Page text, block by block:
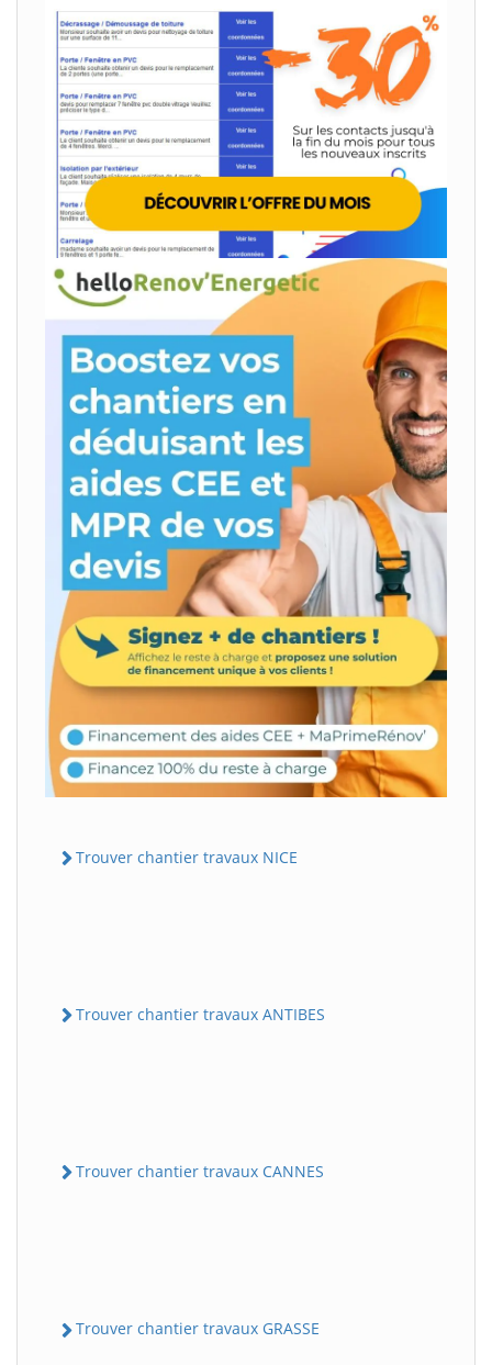
Trouver chantier travaux NICE
Trouver chantier travaux ANTIBES
Trouver chantier travaux CANNES
Trouver chantier travaux GRASSE